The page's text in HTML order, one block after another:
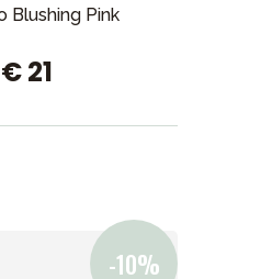
Blushing Pink
€ 21